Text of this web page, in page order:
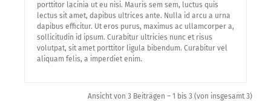
porttitor lacinia ut eu nisi. Mauris sem sem, luctus quis
lectus sit amet, dapibus ultrices ante. Nulla id arcu a urna
dapibus efficitur. Ut eros purus, maximus ac ullamcorper a,
sollicitudin id ipsum. Curabitur ultricies nunc et risus
volutpat, sit amet porttitor ligula bibendum. Curabitur vel
aliquam felis, a imperdiet enim.
Ansicht von 3 Beiträgen – 1 bis 3 (von insgesamt 3)